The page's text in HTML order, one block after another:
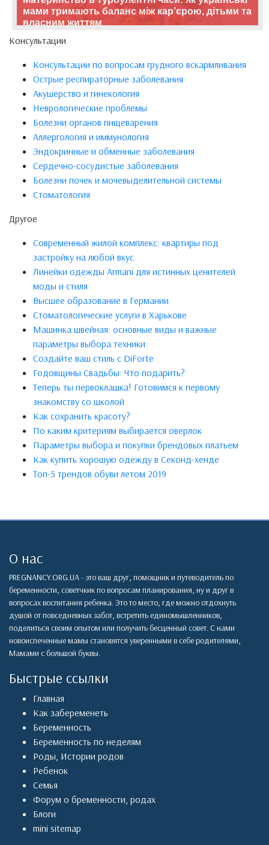
мами тримають баланс між кар’єрою, дітьми та
власним життям
Консультации
Консультации по вопросам грудного вскармливания
Острые респираторные заболевания
Акушерство и гинекология
Неврологические проблемы
Болезни органов пищеварения
Аллергология и иммунология
Эндокринные и обменные заболевания
Сердечно-сосудистые заболевания
Болезни почек и мочевыделительной системы
Стоматология
Другое
Современный жилой комплекс: квартиры под
застройку на любой вкус
Линейки одежды Armani для истинных ценителей
моды и стиля
Высшее образование в Германии
Стоматологические услуги в Харькове
Машинка швейная: основные виды и важные
параметры выбора техники
Создайте ваш стиль с DiForte
Годовщины Свадьбы: Что подарить?
Теперь ты первоклашка! Готовимся к первому
знакомству со школой
Как сохранить красоту?
По каким критериям выбирается оверлок
Параметры выбора и покупки брендовых платьем
Как купить хорошую одежду в Секонд-хенде
Топ-5 трендов обуви летом 2019
О нас
PREGNANCY.ORG.UA - это ваш друг, помощник и путеводитель по
беременности, советчкик по вопросам планирования, ну и друг в
вопросах воспитания ребенка. Это то место, где можно отдохнуть
душой от повседневных забот, встретить единомышленников,
поделиться своим опытом или получить бесценный совет. С нами
новоиспеченные мамы становятся уверенными в себе родителями,
Мамами с большой буквы.
Быстрые ссылки
Главная
Как забеременеть
Беременность
Беременность по неделям
Роды, Истории родов
Ребенок
Семья
Форум о бременности, родах
Блоги
mini sitemap